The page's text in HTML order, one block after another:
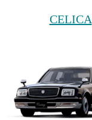
CELICA